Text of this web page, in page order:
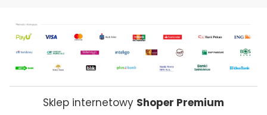
Sklep internetowy Shoper Premium